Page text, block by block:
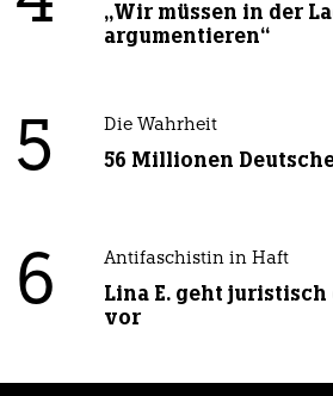
„Wir müssen in der
argumentieren“
5 Die Wahrheit
56 Millionen
6 Antifaschistin in Haft
Lina E. geht juristisch
vor